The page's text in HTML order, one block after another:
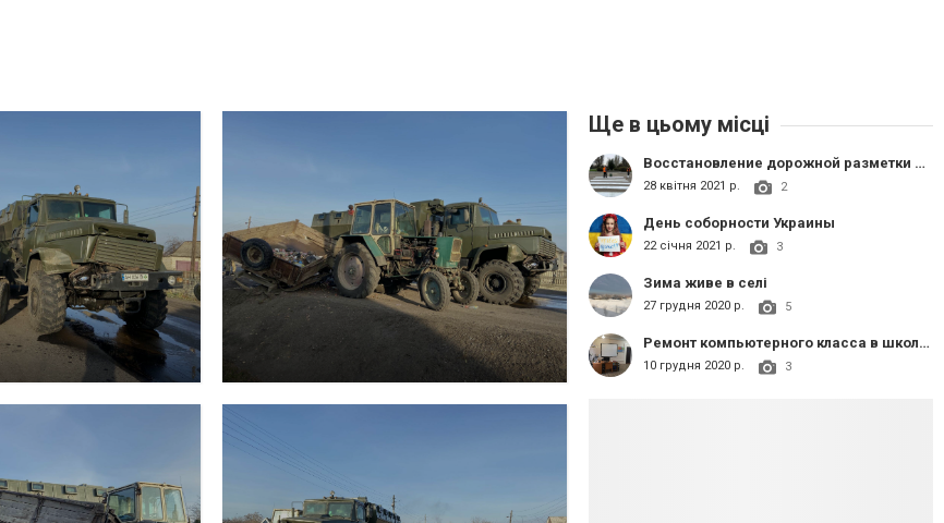
Ще в цьому місці
Восстановление дорожной разметки в центре села Максимильяновка
28 квітня 2021 р. 2
День соборности Украины
22 січня 2021 р. 3
Зима живе в селі
27 грудня 2020 р. 5
Ремонт компьютерного класса в школе с. Максимильяновка
10 грудня 2020 р. 3